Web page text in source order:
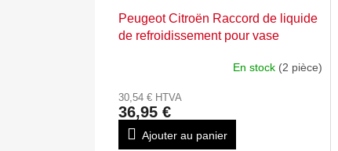
Peugeot Citroën Raccord de liquide
de refroidissement pour vase
En stock (2 pièce)
30,54 € HTVA
36,95 €
Ajouter au panier